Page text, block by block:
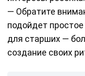
— Обратите
подойдет
для старших —
создание своих